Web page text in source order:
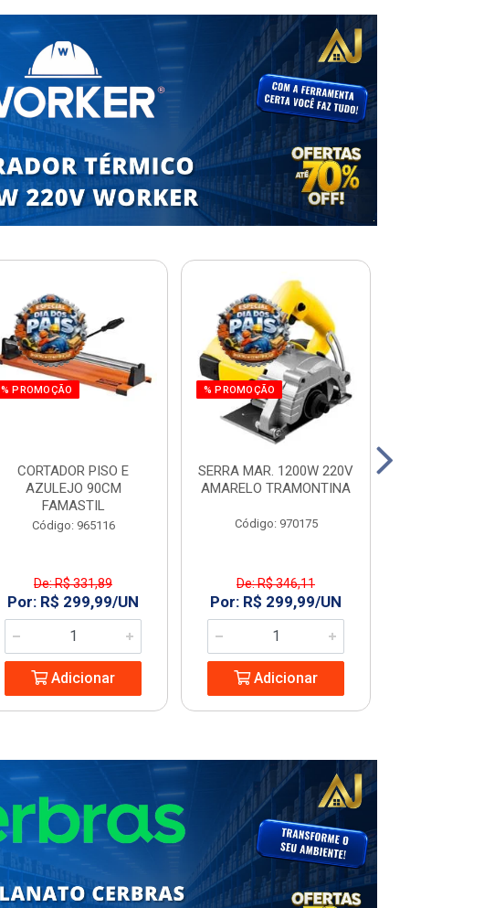
% PROMOÇÃO
CORTADOR PISO E
AZULEJO 90CM
FAMASTIL
Código: 965116
De: R$ 331,89
Por: R$ 299,99/UN
Adicionar
% PROMOÇÃO
SERRA MAR. 1200W 220V
AMARELO TRAMONTINA
Código: 970175
De: R$ 346,11
Por: R$ 299,99/UN
Adicionar